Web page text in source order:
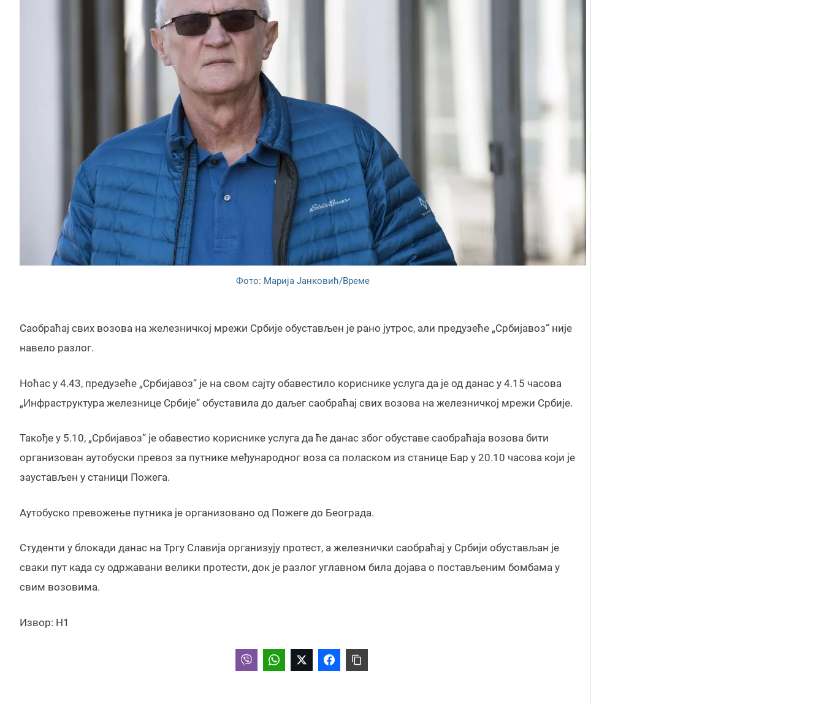
Фото: Марија Јанковић/Време
Саобраћај свих возова на железничкој мрежи Србије обустављен је рано јутрос, али предузеће „Србијавоз“ није
навело разлог.
Ноћас у 4.43, предузеће „Србијавоз“ је на свом сајту обавестило кориснике услуга да је од данас у 4.15 часова
„Инфраструктура железнице Србије“ обуставила до даљег саобраћај свих возова на железничкој мрежи Србије.
Такође у 5.10, „Србијавоз“ је обавестио кориснике услуга да ће данас због обуставе саобраћаја возова бити
организован аутобуски превоз за путнике међународног воза са поласком из станице Бар у 20.10 часова који је
заустављен у станици Пожега.
Аутобуско превожење путника је организовано од Пожеге до Београда.
Студенти у блокади данас на Тргу Славија организују протест, а железнички саобраћај у Србији обустављан је
сваки пут када су одржавани велики протести, док је разлог углавном била дојава о постављеним бомбама у
свим возовима.
Извор: Н1